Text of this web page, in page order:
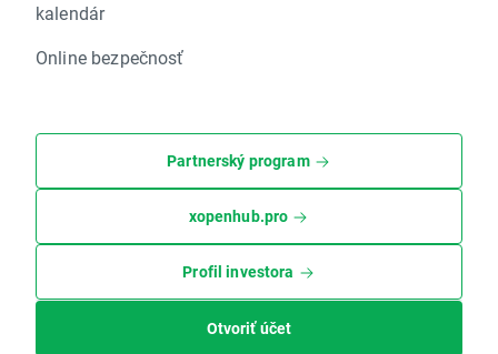
kalendár
Online bezpečnosť
Partnerský program
xopenhub.pro
Profil investora
Otvoriť účet